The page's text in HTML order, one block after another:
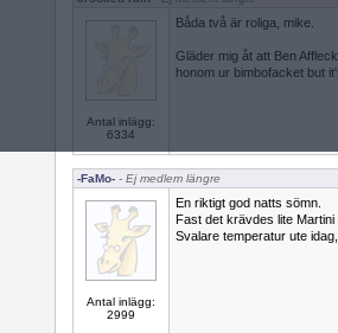
Antal inlägg:
6334
Båda två är roliga, mike.
Gläder mig åt att Ben
honom ur bimbofacket but
-FaMo- - Ej medlem längre
Antal inlägg:
2999
En riktigt god natts sömn.
Fast det krävdes lite Martini
Svalare temperatur ute